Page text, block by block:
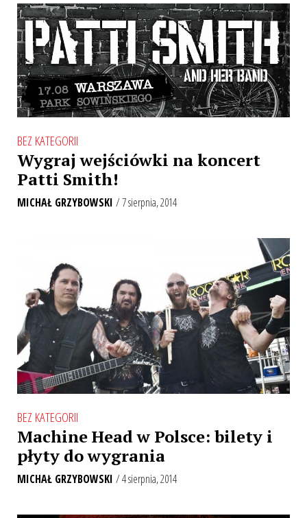
BEZ KATEGORII
Wygraj wejściówki na koncert
Patti Smith!
MICHAŁ GRZYBOWSKI / 7 sierpnia, 2014
BEZ KATEGORII
Machine Head w Polsce: bilety i
płyty do wygrania
MICHAŁ GRZYBOWSKI / 4 sierpnia, 2014